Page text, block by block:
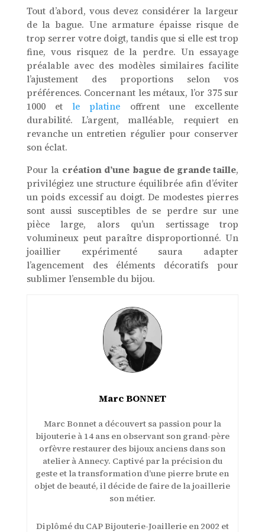
Tout d’abord, vous devez considérer la largeur
de la bague. Une armature épaisse risque de
trop serrer votre doigt, tandis que si elle est trop
fine, vous risquez de la perdre. Un essayage
préalable avec des modèles similaires facilite
l’ajustement des proportions selon vos
préférences. Concernant les métaux, l’or 375 sur
1000 etle platine offrent une excellente
durabilité. L’argent, malléable, requiert en
revanche un entretien régulier pour conserver
son éclat.
Pour la création d’une bague de grande taille,
privilégiez une structure équilibrée afin d’éviter
un poids excessif au doigt. De modestes pierres
sont aussi susceptibles de se perdre sur une
pièce large, alors qu’un sertissage trop
volumineux peut paraître disproportionné. Un
joaillier expérimenté saura adapter
l’agencement des éléments décoratifs pour
sublimer l’ensemble du bijou.
Marc BONNET
Marc Bonnet a découvert sa passion pour la
bijouterie à 14 ans en observant son grand-père
orfèvre restaurer des bijoux anciens dans son
atelier à Annecy. Captivé par la précision du
geste et la transformation d’une pierre brute en
objet de beauté, il décide de faire de la joaillerie
son métier.
Diplômé du CAP Bijouterie-Joaillerie en 2002 et